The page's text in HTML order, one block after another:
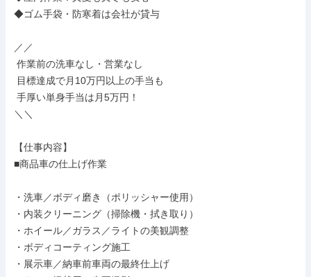
◆ゴム手袋・防寒着は会社が貸与
／／
＼＼
【仕事内容】
■商品車の仕上げ作業
・洗車／ボディ磨き（ポリッシャー使用）
・内装クリーニング（掃除機・拭き取り）
・ホイール／ガラス／ライトの美観調整
・ボディコーティング施工
・展示車／納車前車両の最終仕上げ